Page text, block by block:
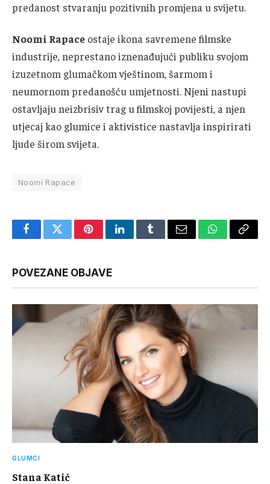
predanost stvaranju pozitivnih promjena u svijetu.
Noomi Rapace ostaje ikona savremene filmske
industrije, neprestano iznenađujući publiku svojom
izuzetnom glumačkom vještinom, šarmom i
neumornom predanošću umjetnosti. Njeni nastupi
ostavljaju neizbrisiv trag u filmskoj povijesti, a njen
utjecaj kao glumice i aktivistice nastavlja inspirirati
ljude širom svijeta.
Noomi Rapace
FacebookTwitterPinterestLinkedInTumblrEmail WhatsApp
Copy
POVEZANE OBJAVE
GLUMCI
Stana Katić